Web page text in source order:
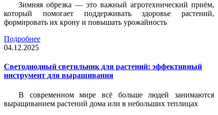
Зимняя обрезка — это важный агротехнический приём,
который помогает поддерживать здоровье растений,
формировать их крону и повышать урожайность
Подробнее
04.12.2025
Светодиодный светильник для растений: эффективный
инструмент для выращивания
В современном мире всё больше людей занимаются
выращиванием растений дома или в небольших теплицах